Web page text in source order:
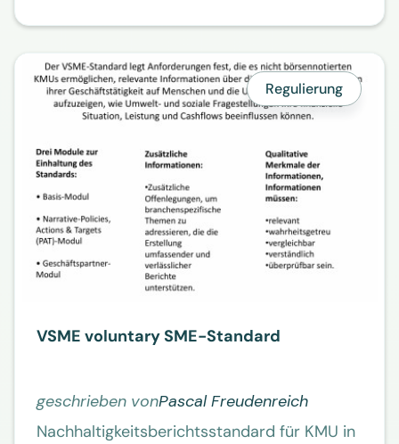
Regulierung
VSME voluntary SME-Standard
geschrieben vonPascal Freudenreich
Nachhaltigkeitsberichtsstandard für KMU in